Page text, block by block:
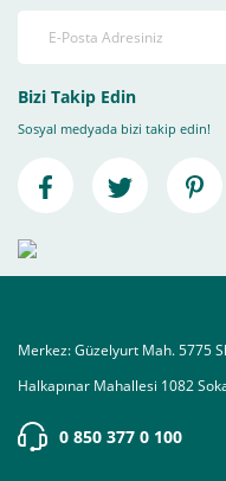
Bizi Takip Edin
Sosyal medyada bizi takip edin!
Merkez: Güzelyurt Mah. 5775
Halkapınar Mahallesi 1082
0 850 377 0 100